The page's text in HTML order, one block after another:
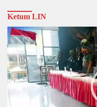
Ketum LIN
Video
Player